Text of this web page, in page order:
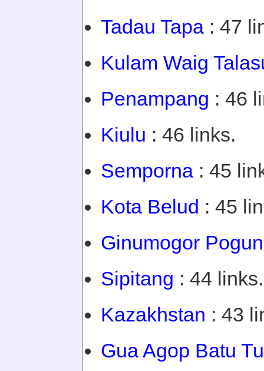
Tadau Tapa : 47
Kulam Waig
Penampang : 46
Kiulu : 46 links.
Semporna : 45
Kota Belud : 45
Ginumogor
Sipitang : 44 links.
Kazakhstan : 43
Gua Agop Batu